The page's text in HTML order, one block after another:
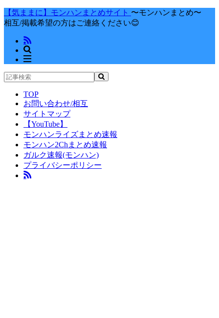
【気ままに】モンハンまとめサイト 〜モンハンまとめ〜
相互/掲載希望の方はご連絡ください😊
TOP
お問い合わせ/相互
サイトマップ
【YouTube】
モンハンライズまとめ速報
モンハン2Chまとめ速報
ガルク速報(モンハン)
プライバシーポリシー